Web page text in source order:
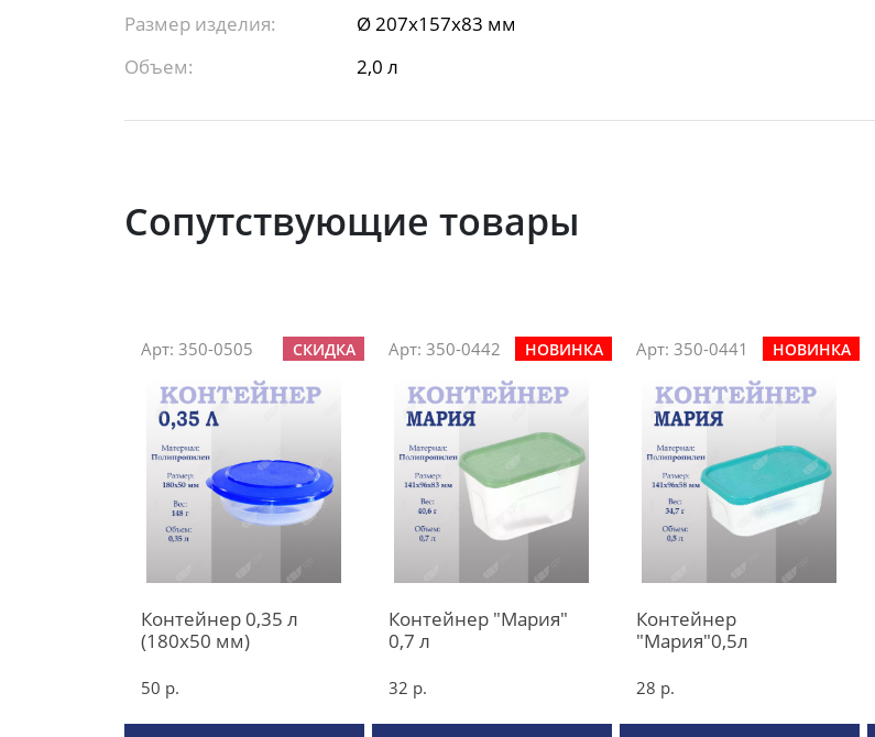
Размер изделия:
Ø 207х157х83 мм
Объем:
2,0 л
Сопутствующие товары
Арт: 350-0505 СКИДКА
Контейнер 0,35 л
(180х50 мм)
50 р.
Арт: 350-0442 НОВИНКА
Контейнер "Мария"
0,7 л
32 р.
Арт: 350-0441 НОВИНКА
Контейнер
"Мария"0,5л
28 р.